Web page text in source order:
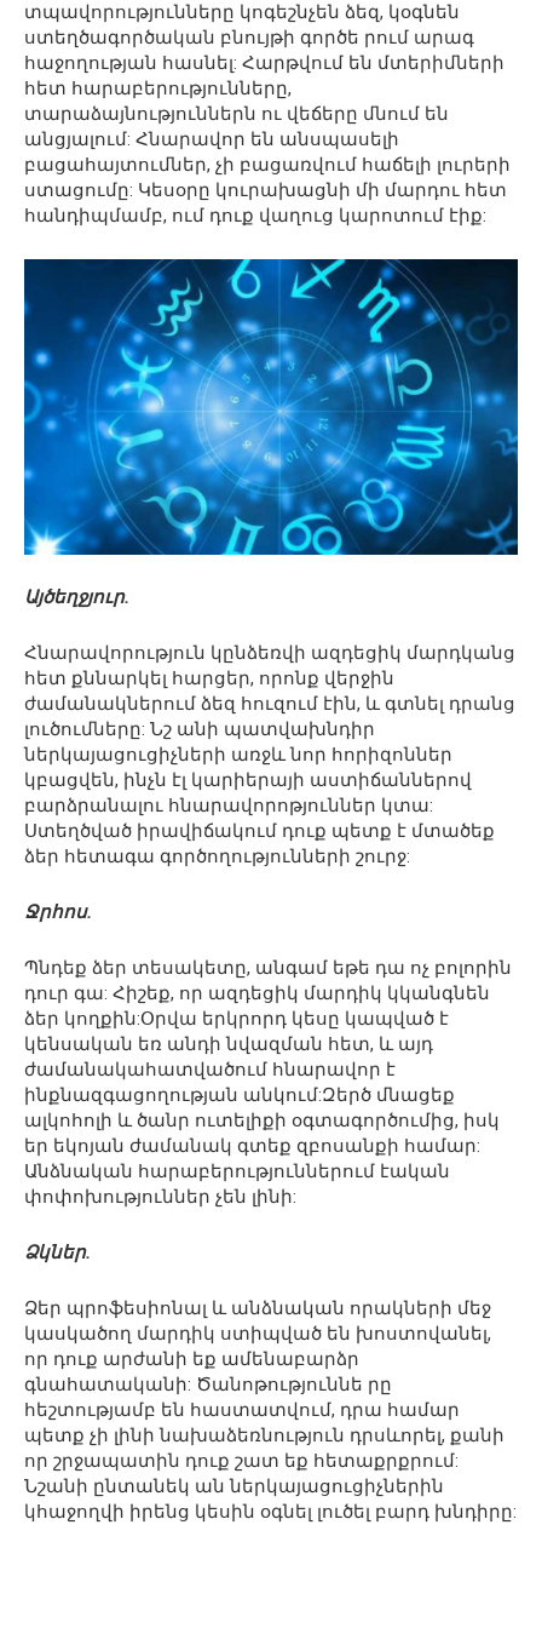
տպավորությունները կոգեշնչեն ձեզ, կօգնեն
ստեղծագործական բնույթի գործե րում արագ
հաջողության հասնել: Հարթվում են մտերիմների
հետ հարաբերությունները,
տարաձայնություններն ու վեճերը մնում են
անցյալում: Հնարավոր են անսպասելի
բացահայտումներ, չի բացառվում հաճելի լուրերի
ստացումը: Կեսօրը կուրախացնի մի մարդու հետ
հանդիպմամբ, ում դուք վաղուց կարոտում էիք:
Այծեղջյուր.
Հնարավորություն կընձեռվի ազդեցիկ մարդկանց
հետ քննարկել հարցեր, որոնք վերջին
ժամանակներում ձեզ հուզում էին, և գտնել դրանց
լուծումները: Նշ անի պատվախնդիր
ներկայացուցիչների առջև նոր հորիզոններ
կբացվեն, ինչն էլ կարիերայի աստիճաններով
բարձրանալու հնարավորոթյուններ կտա:
Ստեղծված իրավիճակում դուք պետք է մտածեք
ձեր հետագա գործողությունների շուրջ:
Ջրհոս.
Պնդեք ձեր տեսակետը, անգամ եթե դա ոչ բոլորին
դուր գա: Հիշեք, որ ազդեցիկ մարդիկ կկանգնեն
ձեր կողքին:Օրվա երկրորդ կեսը կապված է
կենսական եռ անդի նվազման հետ, և այդ
ժամանակահատվածում հնարավոր է
ինքնազգացողության անկում:Զերծ մնացեք
ալկոհոլի և ծանր ուտելիքի օգտագործումից, իսկ
եր եկոյան ժամանակ գտեք զբոսանքի համար:
Անձնական հարաբերություններում էական
փոփոխություններ չեն լինի:
Ձկներ.
Ձեր պրոֆեսիոնալ և անձնական որակների մեջ
կասկածող մարդիկ ստիպված են խոստովանել,
որ դուք արժանի եք ամենաբարձր
գնահատականի: Ծանոթություննե րը
հեշտությամբ են հաստատվում, դրա համար
պետք չի լինի նախաձեռնություն դրսևորել, քանի
որ շրջապատին դուք շատ եք հետաքրքրում:
Նշանի ընտանեկ ան ներկայացուցիչներին
կհաջողվի իրենց կեսին օգնել լուծել բարդ խնդիրը: